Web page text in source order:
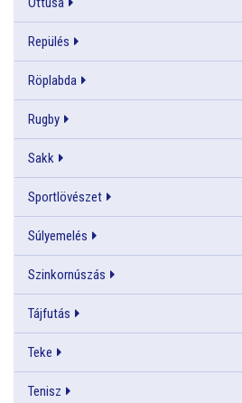
Repülés
Röplabda
Rugby
Sakk
Sportlövészet
Súlyemelés
Szinkornúszás
Tájfutás
Teke
Tenisz